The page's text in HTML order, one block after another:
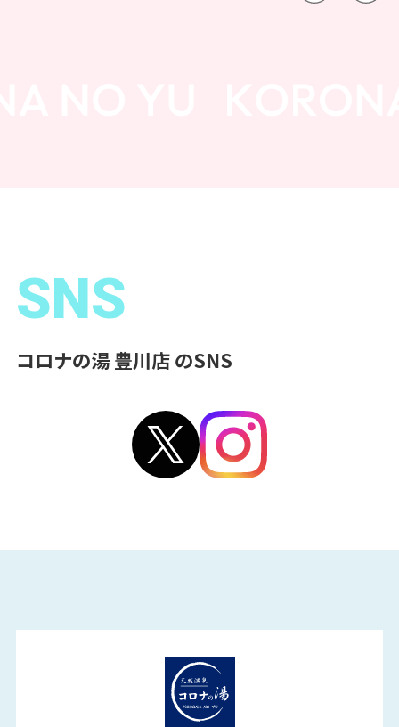
SNS
コロナの湯 豊川店 のSNS